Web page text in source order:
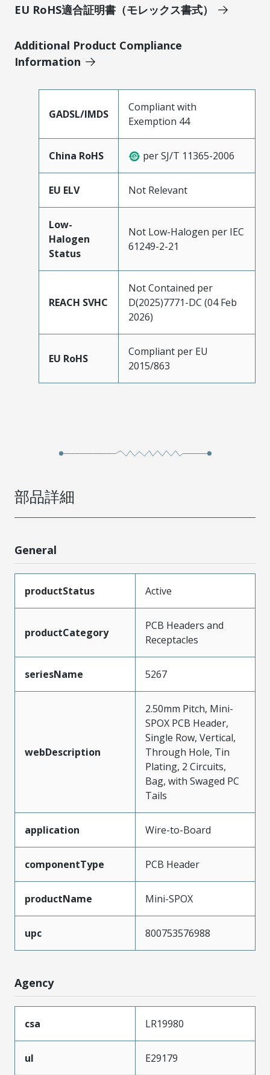
EU RoHS適合証明書（モレックス書式）
Additional Product Compliance
Information
GADSL/IMDS
Compliant with
Exemption 44
China RoHS per SJ/T 11365-2006
EU ELV Not Relevant
Low-
Halogen
Status
Not Low-Halogen per IEC
61249-2-21
REACH SVHC
Not Contained per
D(2025)7771-DC (04 Feb
2026)
EU RoHS
Compliant per EU
2015/863
部品詳細
General
productStatus Active
productCategory
PCB Headers and
Receptacles
seriesName 5267
webDescription
2.50mm Pitch, Mini-
SPOX PCB Header,
Single Row, Vertical,
Through Hole, Tin
Plating, 2 Circuits,
Bag, with Swaged PC
Tails
application Wire-to-Board
componentType PCB Header
productName Mini-SPOX
upc 800753576988
Agency
csa LR19980
ul
E29179